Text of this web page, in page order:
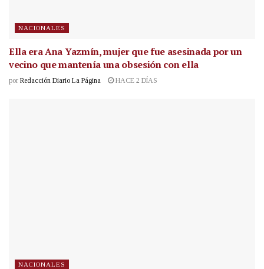
NACIONALES
Ella era Ana Yazmín, mujer que fue asesinada por un
vecino que mantenía una obsesión con ella
por Redacción Diario La Página HACE 2 DÍAS
NACIONALES